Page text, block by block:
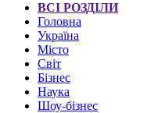
ВСІ РОЗДІЛИ
Головна
Україна
Місто
Світ
Бізнес
Наука
Шоу-бізнес